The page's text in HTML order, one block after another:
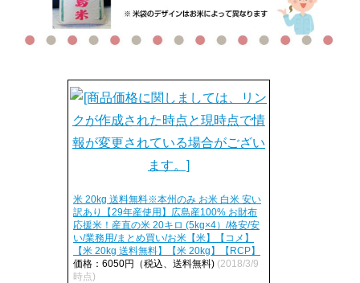
米 20kg 送料無料※本州のみ お米 白米 安い
訳あり【29年産使用】広島産100% お財布
応援米！産直の米 20キロ (5kg×4）/格安/安
い/業務用/まとめ買い/お米【米】【コメ】
【米 20kg 送料無料】【米 20kg】【RCP】
価格：6050円（税込、送料無料) (2018/3/9
時点)